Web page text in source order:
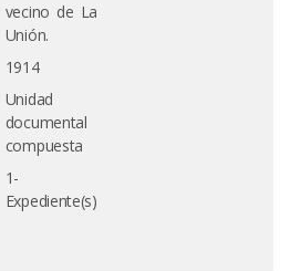
vecino de La
Unión.
1914
Unidad
documental
compuesta
1-
Expediente(s)